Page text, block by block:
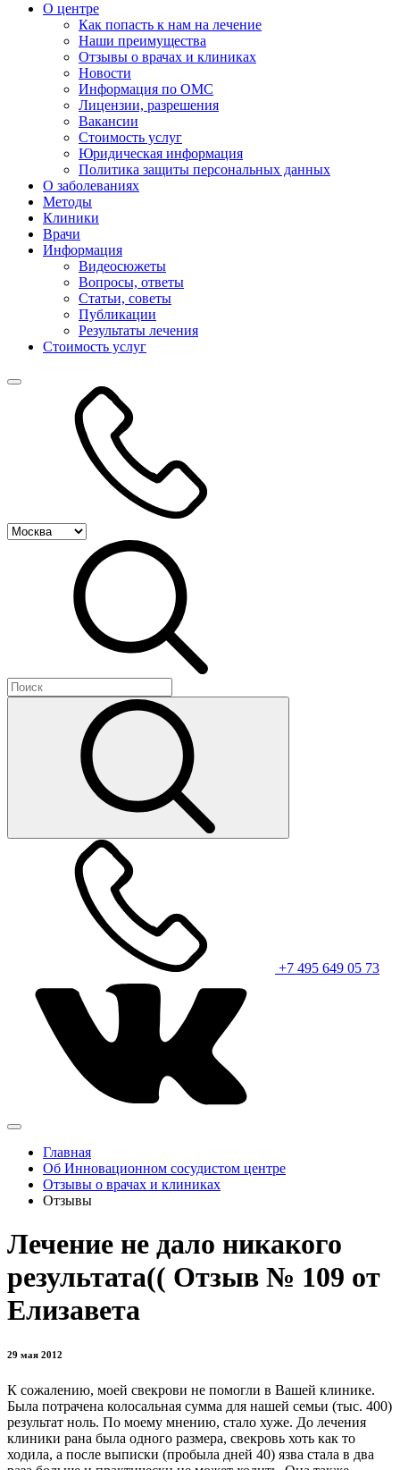
О центре
Как попасть к нам на лечение
Наши преимущества
Отзывы о врачах и клиниках
Новости
Информация по ОМС
Лицензии, разрешения
Вакансии
Стоимость услуг
Юридическая информация
Политика защиты персональных данных
О заболеваниях
Методы
Клиники
Врачи
Информация
Видеосюжеты
Вопросы, ответы
Статьи, советы
Публикации
Результаты лечения
Стоимость услуг
+7 495 649 05 73
Главная
Об Инновационном сосудистом центре
Отзывы о врачах и клиниках
Отзывы
Лечение не дало никакого
результата(( Отзыв № 109 от
Елизавета
29 мая 2012
К сожалению, моей свекрови не помогли в Вашей клинике.
Была потрачена колосальная сумма для нашей семьи (тыс. 400)
результат ноль. По моему мнению, стало хуже. До лечения
клиники рана была одного размера, свекровь хоть как то
ходила, а после выписки (пробыла дней 40) язва стала в два